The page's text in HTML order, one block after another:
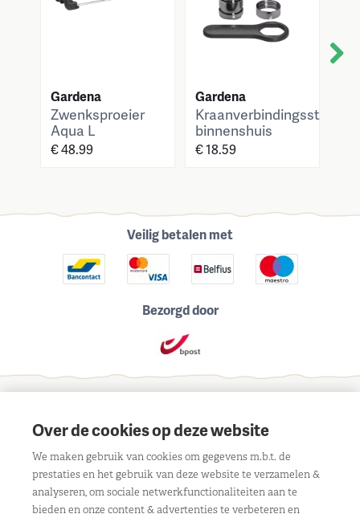
Gardena
Zwenksproeier
Aqua L
€ 48.99
Gardena
Kraanverbindingsstuk
binnenshuis
€ 18.59
Veilig betalen met
Bezorgd door
Over de cookies op deze website
We maken gebruik van cookies om gegevens m.b.t. de
prestaties en het gebruik van deze website te verzamelen &
analyseren, om sociale netwerkfunctionaliteiten aan te
bieden en onze content & advertenties te verbeteren en